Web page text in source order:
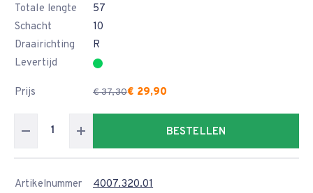
Totale lengte
57
Schacht
10
Draairichting
R
Levertijd
Prijs € 37,30€ 29,90
BESTELLEN
Artikelnummer
4007.320.01